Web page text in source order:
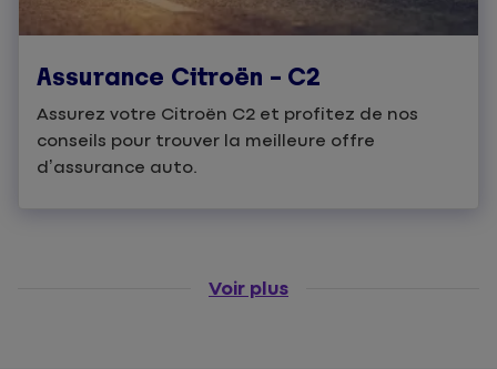
Assurance Citroën – C2
Assurez votre Citroën C2 et profitez de nos
conseils pour trouver la meilleure offre
d’assurance auto.
Voir plus